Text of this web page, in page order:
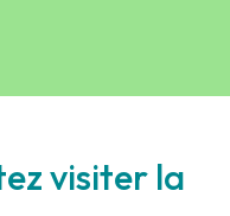
visiter la